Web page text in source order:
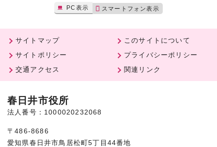
PC表示 スマートフォン表示
サイトマップ
このサイトについて
サイトポリシー
プライバシーポリシー
交通アクセス
関連リンク
春日井市役所
法人番号：1000020232068
〒486-8686
愛知県春日井市鳥居松町5丁目44番地